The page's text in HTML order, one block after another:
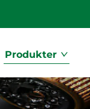
Produkter